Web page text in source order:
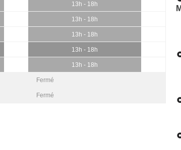
13h - 18h
13h - 18h
13h - 18h
13h - 18h
13h - 18h
Fermé
Fermé